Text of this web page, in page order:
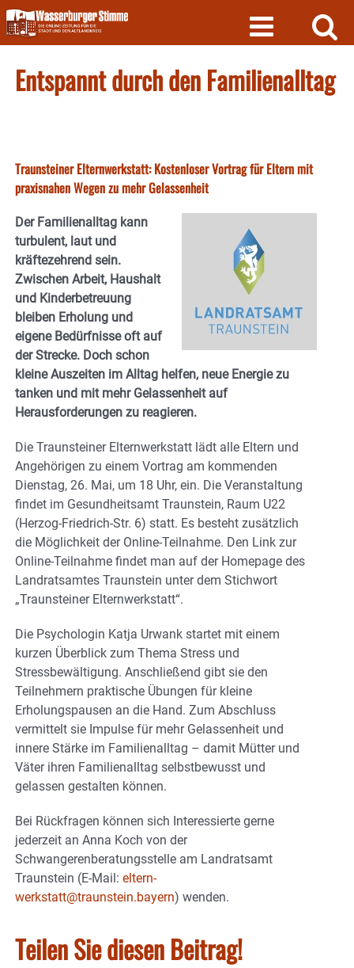
Skip
to
content
Entspannt durch den Familienalltag
Traunsteiner Elternwerkstatt: Kostenloser Vortrag für Eltern mit
praxisnahen Wegen zu mehr Gelassenheit
Der Familienalltag kann
turbulent, laut und
kräftezehrend sein.
Zwischen Arbeit, Haushalt
und Kinderbetreuung
bleiben Erholung und
eigene Bedürfnisse oft auf
der Strecke. Doch schon
kleine Auszeiten im Alltag helfen, neue Energie zu
tanken und mit mehr Gelassenheit auf
Herausforderungen zu reagieren.
Die Traunsteiner Elternwerkstatt lädt alle Eltern und
Angehörigen zu einem Vortrag am kommenden
Dienstag, 26. Mai, um 18 Uhr, ein. Die Veranstaltung
findet im Gesundheitsamt Traunstein, Raum U22
(Herzog-Friedrich-Str. 6) statt. Es besteht zusätzlich
die Möglichkeit der Online-Teilnahme. Den Link zur
Online-Teilnahme findet man auf der Homepage des
Landratsamtes Traunstein unter dem Stichwort
„Traunsteiner Elternwerkstatt“.
Die Psychologin Katja Urwank startet mit einem
kurzen Überblick zum Thema Stress und
Stressbewältigung. Anschließend gibt sie den
Teilnehmern praktische Übungen für kleine
Erholungspausen an die Hand. Zum Abschluss
vermittelt sie Impulse für mehr Gelassenheit und
innere Stärke im Familienalltag – damit Mütter und
Väter ihren Familienalltag selbstbewusst und
gelassen gestalten können.
Bei Rückfragen können sich Interessierte gerne
jederzeit an Anna Koch von der
Schwangerenberatungsstelle am Landratsamt
Traunstein (E-Mail: eltern-
werkstatt@traunstein.bayern) wenden.
Teilen Sie diesen Beitrag!